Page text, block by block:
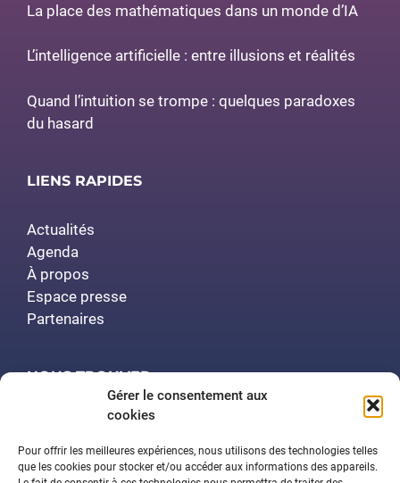
Gérer le consentement aux
cookies
Pour offrir les meilleures expériences, nous utilisons des technologies telles
que les cookies pour stocker et/ou accéder aux informations des appareils.
La place des mathématiques dans un monde d’IA
L’intelligence artificielle : entre illusions et réalités
Quand l’intuition se trompe : quelques paradoxes
du hasard
LIENS RAPIDES
Actualités
Agenda
À propos
Espace presse
Partenaires
NOUS TROUVER
Polytech Nancy
Amphithéâtre Demange
2 rue Jean Lamour